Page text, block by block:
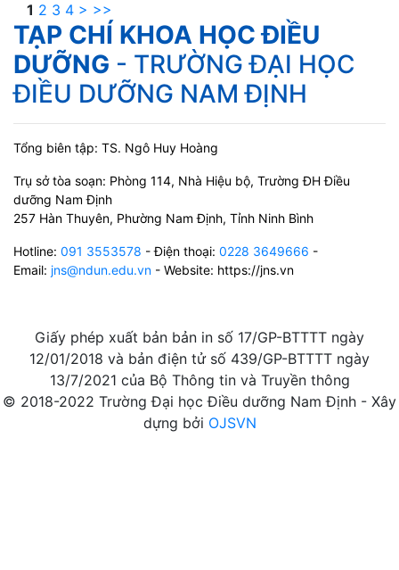
1 2 3 4 > >>
TẠP CHÍ KHOA HỌC ĐIỀU
DƯỠNG - TRƯỜNG ĐẠI HỌC
ĐIỀU DƯỠNG NAM ĐỊNH
Tổng biên tập: TS. Ngô Huy Hoàng
Trụ sở tòa soạn: Phòng 114, Nhà Hiệu bộ, Trường ĐH Điều
dưỡng Nam Định
257 Hàn Thuyên, Phường Nam Định, Tỉnh Ninh Bình
Hotline: 091 3553578 - Điện thoại: 0228 3649666 -
Email: jns@ndun.edu.vn - Website: https://jns.vn
Giấy phép xuất bản bản in số 17/GP-BTTTT ngày
12/01/2018 và bản điện tử số 439/GP-BTTTT ngày
13/7/2021 của Bộ Thông tin và Truyền thông
© 2018-2022 Trường Đại học Điều dưỡng Nam Định - Xây
dựng bởi OJSVN